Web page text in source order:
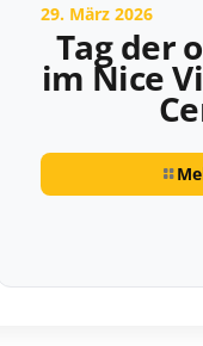
29. März 2026
Tag der
im Nice